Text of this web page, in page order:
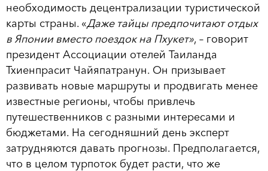
необходимость децентрализации туристической
карты страны. «Даже тайцы предпочитают отдых
в Японии вместо поездок на Пхукет», – говорит
президент Ассоциации отелей Таиланда
Тхиенпрасит Чайяпатранун. Он призывает
развивать новые маршруты и продвигать менее
известные регионы, чтобы привлечь
путешественников с разными интересами и
бюджетами. На сегодняшний день эксперт
затрудняются давать прогнозы. Предполагается,
что в целом турпоток будет расти, что же